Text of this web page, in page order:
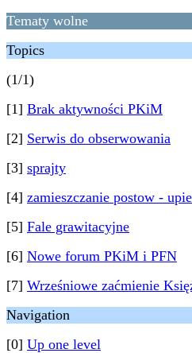
Tematy wolne
Topics
(1/1)
[1] Brak aktywności PKiM
[2] Serwis do obserwowania
[3] sprajty
[4] zamieszczanie postow -
[5] Fale grawitacyjne
[6] Nowe forum PKiM i PFN
[7] Wrześniowe zaćmienie
Navigation
[0] Up one level